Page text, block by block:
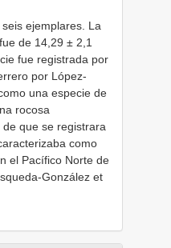
ejemplares. La
de 14,29 ± 2,1
fue registrada por
por López-
una especie de
rocosa
que se registrara
como
el Pacífico Norte de
González et